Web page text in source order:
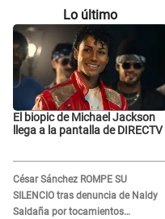
Lo último
El biopic de Michael Jackson
llega a la pantalla de DIRECTV
César Sánchez ROMPE SU
SILENCIO tras denuncia de Naldy
Saldaña por tocamientos